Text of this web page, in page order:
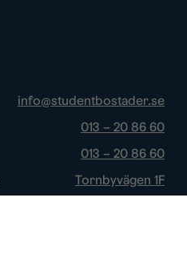
info@studentbostader.se
013 – 20 86 60
013 – 20 86 60
Tornbyvägen 1F